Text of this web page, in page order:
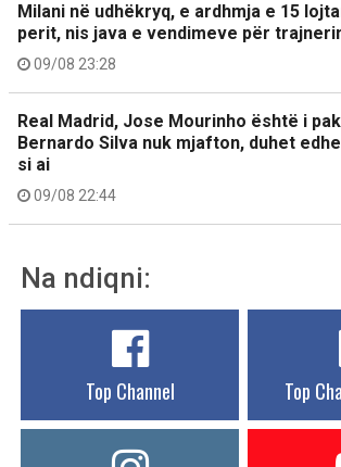
Milani në udhëkryq, e ardhmja e 15
perit, nis java e vendimeve për
09/08 23:28
Real Madrid, Jose Mourinho është i
Bernardo Silva nuk mjafton, duhet
si ai
09/08 22:44
Na ndiqni:
Top Channel Top